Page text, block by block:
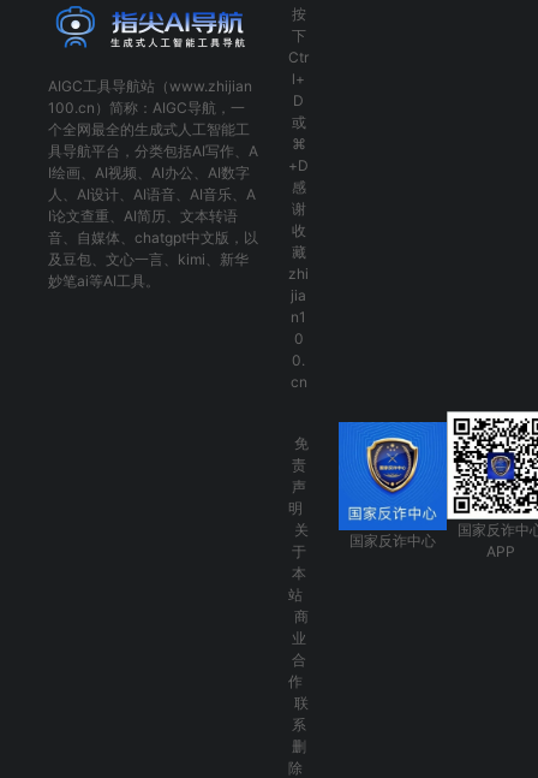
AIGC工具导航站（www.zhijian
100.cn）简称： AIGC导航 ，一
个全网最全的生成式人工智能工
具导航平台，分类包括AI写作 、 A
I绘画 、 AI视频 、 AI办公 、 AI数字
人 、 AI设计、 AI语音、 AI音乐、 A
I论文查重 、 AI简历 、 文本转语
音、 自媒体 、 chatgpt中文版 ，以
及 豆包、 文心一言 、 kimi 、 新华
妙笔ai等AI工具。
按
下
Ctr
l+
D
或
⌘
+D
感
谢
收
藏
zhi
jia
n1
0
0.
cn
免
责
声
明
关
于
本
站
商
业
合
作
联
系
删
除
国家反诈中心
国家反诈中
APP